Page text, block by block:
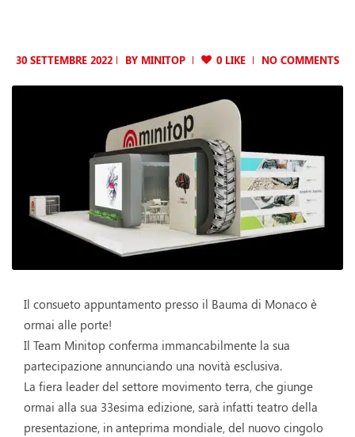
30 SETTEMBRE 2022 BY MINITOP 0 LIKE NO COMMENTS
Il consueto appuntamento presso il Bauma di Monaco è
ormai alle porte!
Il Team Minitop conferma immancabilmente la sua
partecipazione annunciando una novità esclusiva.
La fiera leader del settore movimento terra, che giunge
ormai alla sua 33esima edizione, sarà infatti teatro della
presentazione, in anteprima mondiale, del nuovo cingolo